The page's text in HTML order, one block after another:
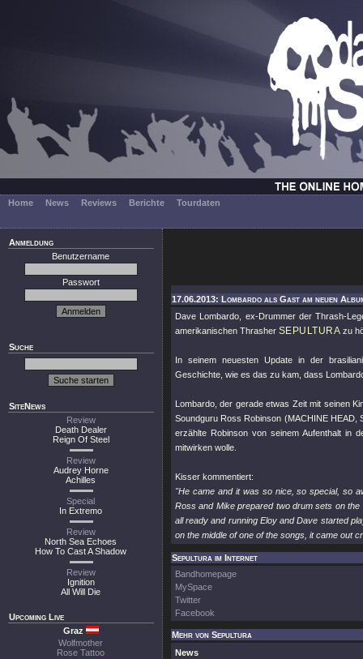
Home News Reviews Berichte Tourdaten
Anmeldung
Benutzername
Passwort
Suche
SiteNews
Review
Death Dealer
Reign Of Steel
Review
Audrey Horne
Achilles
Special
In Extremo
Review
North Sea Echoes
How To Cast A Shadow
Review
Ignition
All Will Die
Upcoming Live
Graz
Wolfmother
Rose Tattoo
17.06.2013: Lombardo als Gast am neuen
Dave Lombardo, ex-Drummer der Thrash-
amerikanischen Thrasher SEPULTURA zu
In seinem neuesten Update in der
Geschichte, wie es das zu kam, dass
Lombardo, der gerade etwas Zeit mit seinen
Soundguru Ross Robinson (MACHINE HEAD,
erzählte Robinson von seinem Aufenthalt in
mitwirken wolle.
Kisser kommentiert:
"He came and it was so nice, so special, so
Ross and Mike prepared two drum sets on
all ready and running Eloy and Dave started
on the middle of one of the songs, it came out
Sepultura im Internet
Bandhomepage
MySpace
Twitter
Facebook
Mehr von Sepultura
News